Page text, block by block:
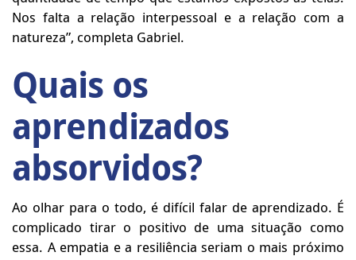
Nos falta a relação interpessoal e a relação com a
natureza”, completa Gabriel.
Quais os
aprendizados
absorvidos?
Ao olhar para o todo, é difícil falar de aprendizado. É
complicado tirar o positivo de uma situação como
essa. A empatia e a resiliência seriam o mais próximo